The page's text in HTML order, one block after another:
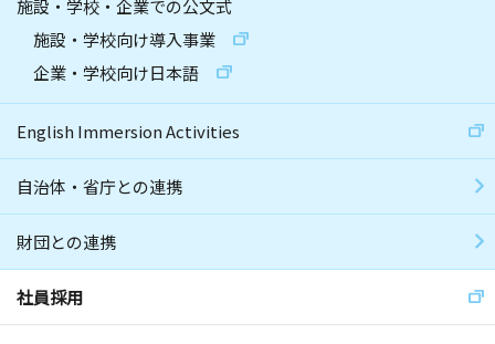
施設・学校・企業での公文式
施設・学校向け導入事業
企業・学校向け日本語
English Immersion Activities
自治体・省庁との連携
財団との連携
社員採用